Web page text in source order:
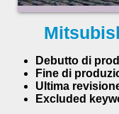
Debutto di
Fine di
Ultima
Excluded